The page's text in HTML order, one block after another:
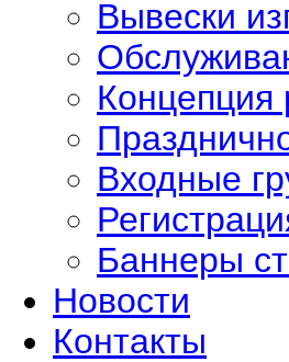
Вывески
Концепция
Входные
Баннеры
Новости
Контакты